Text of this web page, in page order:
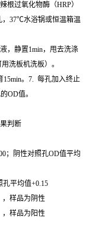
根过氧化物酶（HRP）
，37℃水浴锅或恒温箱温
，静置1min，甩去洗涤
洗板机洗板）。
。7. 每孔加入终止
OD值。
判断
；阴性对照孔OD值平均
平均值+0.15
样品为阴性
样品为阳性